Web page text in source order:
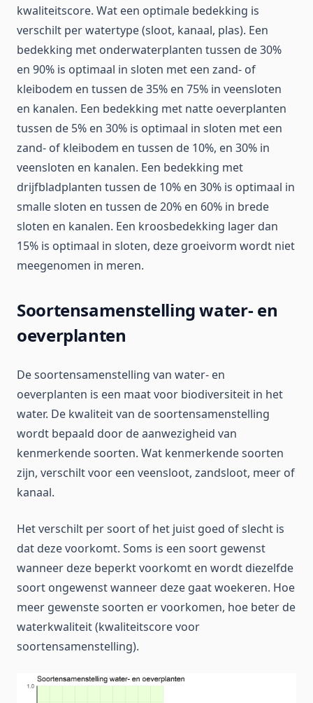
kwaliteitscore. Wat een optimale bedekking is
verschilt per watertype (sloot, kanaal, plas). Een
bedekking met onderwaterplanten tussen de 30%
en 90% is optimaal in sloten met een zand- of
kleibodem en tussen de 35% en 75% in veensloten
en kanalen. Een bedekking met natte oeverplanten
tussen de 5% en 30% is optimaal in sloten met een
zand- of kleibodem en tussen de 10%, en 30% in
veensloten en kanalen. Een bedekking met
drijfbladplanten tussen de 10% en 30% is optimaal in
smalle sloten en tussen de 20% en 60% in brede
sloten en kanalen. Een kroosbedekking lager dan
15% is optimaal in sloten, deze groeivorm wordt niet
meegenomen in meren.
Soortensamenstelling water- en
oeverplanten
De soortensamenstelling van water- en
oeverplanten is een maat voor biodiversiteit in het
water. De kwaliteit van de soortensamenstelling
wordt bepaald door de aanwezigheid van
kenmerkende soorten. Wat kenmerkende soorten
zijn, verschilt voor een veensloot, zandsloot, meer of
kanaal.
Het verschilt per soort of het juist goed of slecht is
dat deze voorkomt. Soms is een soort gewenst
wanneer deze beperkt voorkomt en wordt diezelfde
soort ongewenst wanneer deze gaat woekeren. Hoe
meer gewenste soorten er voorkomen, hoe beter de
waterkwaliteit (kwaliteitscore voor
soortensamenstelling).